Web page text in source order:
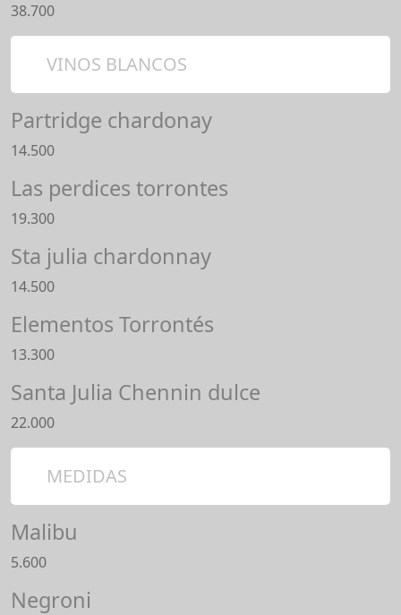
38.700
VINOS BLANCOS
Partridge chardonay
14.500
Las perdices torrontes
19.300
Sta julia chardonnay
14.500
Elementos Torrontés
13.300
Santa Julia Chennin dulce
22.000
MEDIDAS
Malibu
5.600
Negroni